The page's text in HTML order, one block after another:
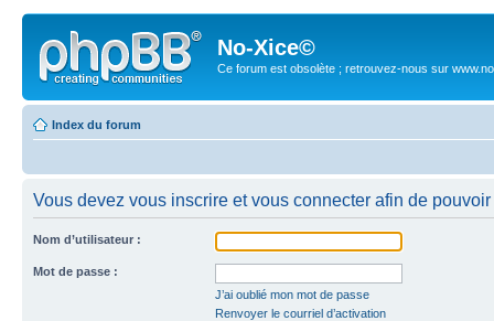
No-Xice©
Ce forum est obsolète ; retrouvez-nous sur
Index du forum
Vous devez vous inscrire et vous connecter afin de
Nom d’utilisateur :
Mot de passe :
J’ai oublié mon mot de passe
Renvoyer le courriel d’activation